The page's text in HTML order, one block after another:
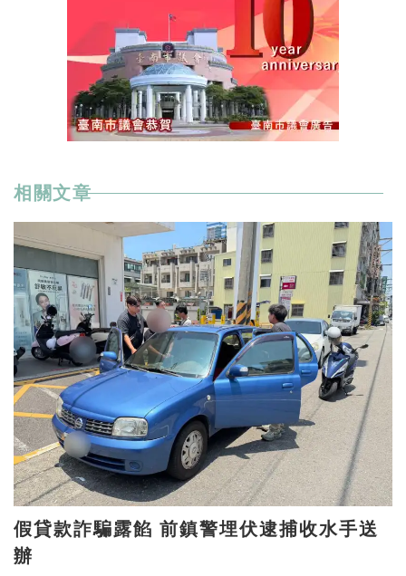
相關文章
假貸款詐騙露餡 前鎮警埋伏逮捕收水手送
辦